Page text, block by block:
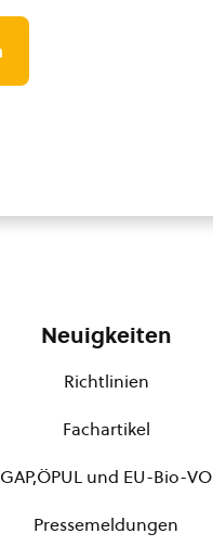
Neuigkeiten
Richtlinien
Fachartikel
GAP,ÖPUL und EU-Bio-VO
Pressemeldungen